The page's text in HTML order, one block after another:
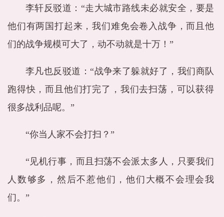
李轩反驳道：“走大城市路线未必就安全，要是
他们有两国打起来，我们难免会卷入战争，而且他
们的战争规模可大了，动不动就是十万！”
李凡也反驳道：“战争来了躲就好了，我们商队
跑得快，而且他们打完了，我们去扫荡，可以获得
很多战利品呢。”
“你当人家不会打扫？”
“见机行事，而且扫荡不会派太多人，只要我们
人数够多，然后不惹他们，他们大概不会理会我
们。”